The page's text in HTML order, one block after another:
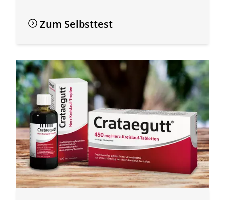
Zum Selbsttest